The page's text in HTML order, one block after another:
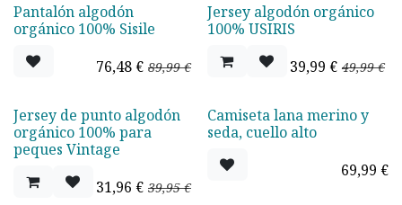
-15%
Pantalón algodón
orgánico 100% Sisile
76,48 € 89,99€ Oferta - 20%
Jersey algodón orgánico
100% USIRIS
39,99 € 49,99€
Oferta - 20%
Jersey de punto algodón
orgánico 100% para
peques Vintage
31,96 € 39,95€
Camiseta lana merino y
seda, cuello alto
69,99 €